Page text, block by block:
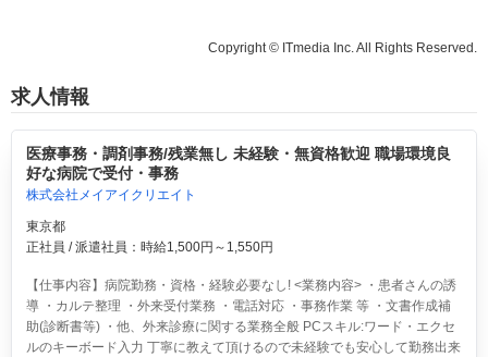
Copyright © ITmedia Inc. All Rights Reserved.
求人情報
医療事務・調剤事務/残業無し 未経験・無資格歓迎 職場環境良
好な病院で受付・事務
株式会社メイアイクリエイト
東京都
正社員 / 派遣社員：時給1,500円～1,550円
【仕事内容】病院勤務・資格・経験必要なし! <業務内容> ・患者さんの誘
導 ・カルテ整理 ・外来受付業務 ・電話対応 ・事務作業 等 ・文書作成補
助(診断書等) ・他、外来診療に関する業務全般 PCスキル:ワード・エクセ
ルのキーボード入力 丁寧に教えて頂けるので未経験でも安心して勤務出来